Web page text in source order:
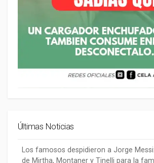
Últimas Noticias
Los famosos despidieron a Jorge
de Mirtha, Montaner y Tinelli para la